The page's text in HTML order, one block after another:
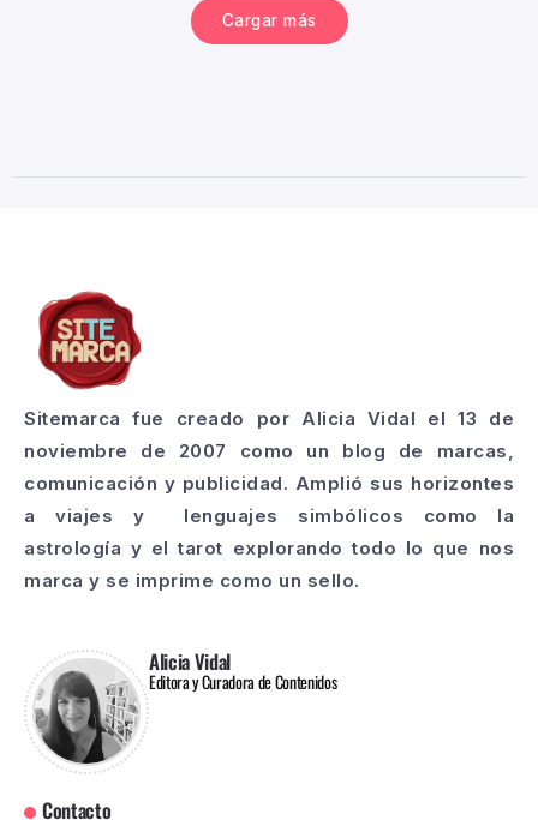
Cargar más
Sitemarca fue creado por Alicia Vidal el 13 de
noviembre de 2007 como un blog de marcas,
comunicación y publicidad. Amplió sus horizontes
a viajes y lenguajes simbólicos como la
astrología y el tarot explorando todo lo que nos
marca y se imprime como un sello.
Alicia Vidal
Editora y Curadora de Contenidos
Contacto